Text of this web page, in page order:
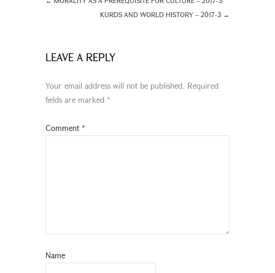
KURDS AND WORLD HISTORY – 2017-3 →
LEAVE A REPLY
Your email address will not be published. Required
fields are marked *
Comment *
Name